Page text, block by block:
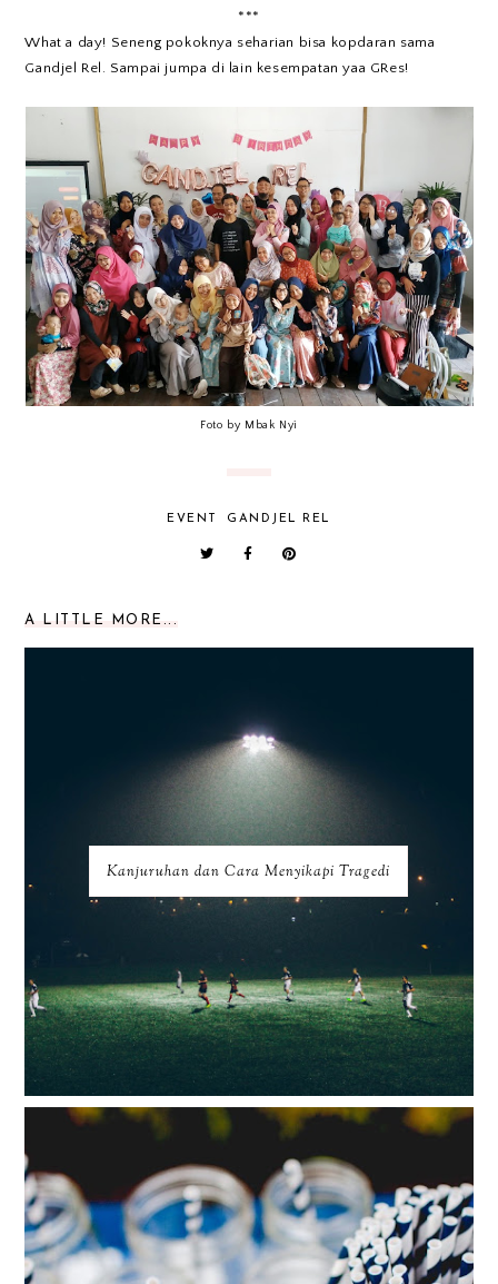
***
What a day! Seneng pokoknya seharian bisa kopdaran sama
Gandjel Rel. Sampai jumpa di lain kesempatan yaa GRes!
Foto by Mbak Nyi
EVENT GANDJEL REL
A LITTLE MORE...
Kanjuruhan dan Cara Menyikapi Tragedi